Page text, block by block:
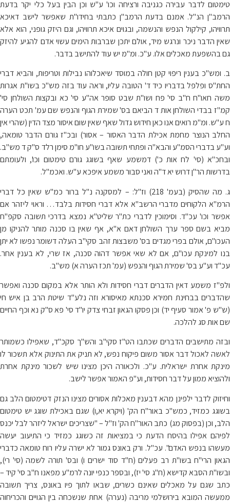
טימטום לדבר עבירה כגניבה ורציחה וכו' ע"ש וכן הבין בעל כלי יקר בדעת
הרמב"ן הנ"ל. אמנם בדעת הרמב"ן כתבתי בחידו"ת שאפשר לישב דאיכא
תרוויהו, קילקול הנפש והנשמה, ובגוים איכא תרוויהו, וגם היזק גופני, הוא אלא
שאין הדבר ניכר ונרגש מיד, אולם יתכן שברבות הימים עשוי אדם להגיע להיזק
גם בהשפעת מאכלים אלו. ע"כ. ומ"מ יש עוד להתישב בדבר.
ב. ומש"כ בענין ריפוי קטן חולה במוסד שיאכלוהו נבילות וטריפות, והביא דברי
החת"ס ופלפל בדבריו כיד ד' הטובה עליו, וראה עוד בזה מש"כ בשו"ת אגרות
משה חאו"ח ח"ב סי' פח ושו"ת שבט סופר אה"ע סי' כא ובקצות השולחן סי'
קמ"ז בבדי השולחן אות ד הביאם בס' שמירת הגוף והנפש שם עמ' תכט הערה
ח ע"ש. ומ"מ רואים אנו כאן חידוש גדול שאף שאין שום איסור מצד הדין (שהרי אין
החלב הנוצר מחמת אכילת הדבר האסור – אסור) ובכ"ז גורם הדבר טומאה,
וע"ע בדברי הסמ"ע והבא"ה ופתחי תשובה בשו"ע חו"מ סימן רלד ס"ק ד מש"ב.
ובחכ"א (סי' לח אות כ') דמשמע שאף בשוגג גורם טימטום וכו', ולעומתם
בדרשות הר"ן דרוש יא ד"ה ואני סבור משמע איפכא ע"ש. ואכמ"ל.
ג. מה שהסיק (בעמ' 218) וז"ל: – למסקנה נ"ל ברור כמ"ש שאין כל דברי
הרמ"א הלקוחים מדברי הרשב"א אלא דברי חסידות בלבד… וראוי ליזהר אם
אפשר וכו' עכ"ד. וסימוכין לדברי כת"ר שליט"א נמצא בדרכי תשובה סקפ"ח
מביא בשם ספר ערך השולחן דאם א"א, אף שאין בו סכנה מותר להניקו מן
העכו"ם, אולם בפרי מגדים בס' משבצות זהב סקי"ב העלה דשומר נפשו לא יתן
בנו למינקת עכו"ם, אם לא שאי אפשר דהוה סכנה, אז שרי, לא בענין אחר.
עכ"ד וע"ע בס' שמירת הגוף והנפש (עמ' תכז הערה א) מש"ב.
ולפ"ז משמע דאין הדברים דברי חסידות ולא הותר אלא במקום סכנה ואפשר
שהדברים בבחינת חמירא סכנתא מאיסורא וזה נלע"ד שיטת הרב בן איש חי
(ש"ש פ' אמור סעיף יד) וכן פסקו הגאון זבחי צדק יו"ד סי' פא ס"ק נא וכף החיים
שם אות סג להלכה.
ובזה מתישבים הדברים שכתבו הט"ז סקי"ב והש"ך סקכ"ד, שאפילו כשמותר
לאשה לאכול דבר אסור משום פיקוח נפש, לא תניק את התינוק אלא תשכור לו
מינקת אחרת ישראלית. ע"כ. ולכאורה היכן מצינו שיש לשכור מינקת אחרת
ולהוציא ממון על דבר חסידות, וע"פ האמור אפשר לישב.
וחיזוק לדבר ילפינן מהא דבענין מאכלות אסורים מצינו הנזק דטימטום הלב גם
בשוגג כמזיד, כמש"כ באור"ח הק' (ויקרא יא,ו) שגם באכילת שוגג יש טימטום
הלב, וכן (בפסוק מג) כתב האור"ח הק' וז"ל – "שצריכים ישראל ליזהר לבל יכנס
לפיהם אפילו בהיסח הדעת כי במציאות זה כשוגג כמזיד כי התיעוב יעשה
מעשהו בנפש האדם". עכ"ל. ורק באונס גמור לא ישרה עליו רוח טומאה כדברי
הגאון הרי"ח בשו"ת רב פעלים (ח"ד סוד ישרים ו) ובס' תורה לשמה (סי' רי),
ובשו"ת הסבא קדישא (ח"ג סי' יז), ובספר כנפי יונה לרמ"ע מפאנו ח"ב סי' קיד –
כתב שגם על מאכלים שאינם כשרים, שבאו לתוך פיו באונס, צריך תשובה
ממעשה המובא בירושלמי מריבה (נערה) אחת שנשכחה בין הגויים והכריחוה